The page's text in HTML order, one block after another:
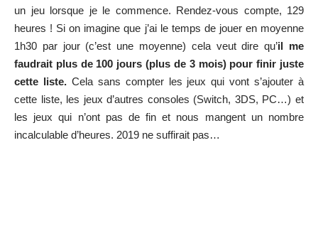
un jeu lorsque je le commence. Rendez-vous compte, 129
heures ! Si on imagine que j’ai le temps de jouer en moyenne
1h30 par jour (c’est une moyenne) cela veut dire qu’il me
faudrait plus de 100 jours (plus de 3 mois) pour finir juste
cette liste.Cela sans compter les jeux qui vont s’ajouter à
cette liste, les jeux d’autres consoles (Switch, 3DS, PC…) et
les jeux qui n’ont pas de fin et nous mangent un nombre
incalculable d’heures. 2019 ne suffirait pas…